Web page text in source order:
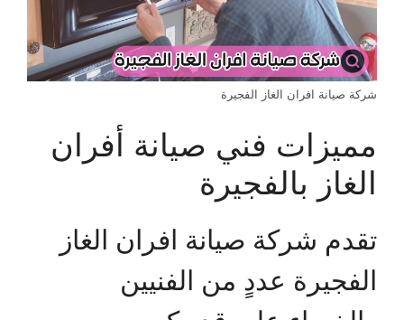
شركة صيانة افران الغاز الفجيرة
مميزات فني صيانة أفران
الغاز بالفجيرة
تقدم شركة صيانة افران الغاز
الفجيرة عددٍ من الفنيين